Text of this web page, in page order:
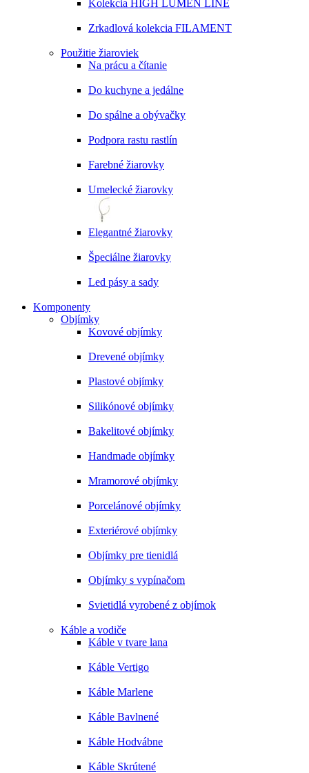
Kolekcia HIGH LUMEN LINE
Zrkadlová kolekcia FILAMENT
Použitie žiaroviek
Na prácu a čítanie
Do kuchyne a jedálne
Do spálne a obývačky
Podpora rastu rastlín
Farebné žiarovky
Umelecké žiarovky
Elegantné žiarovky
Špeciálne žiarovky
Led pásy a sady
Komponenty
Objímky
Kovové objímky
Drevené objímky
Plastové objímky
Silikónové objímky
Bakelitové objímky
Handmade objímky
Mramorové objímky
Porcelánové objímky
Exteriérové objímky
Objímky pre tienidlá
Objímky s vypínačom
Svietidlá vyrobené z objímok
Káble a vodiče
Káble v tvare lana
Káble Vertigo
Káble Marlene
Káble Bavlnené
Káble Hodvábne
Káble Skrútené